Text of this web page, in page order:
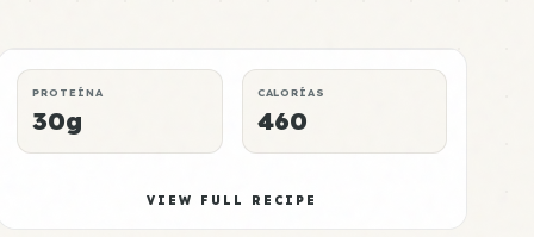
PROTEÍNA
30g
CALORÍAS
460
VIEW FULL RECIPE
Tempeh Meal 6